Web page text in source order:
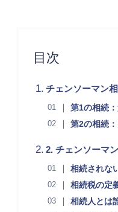
目次
チェンソーマン
第1の相続
第2の相続
2. チェンソーマ
相続されな
相続税の定
相続人とは